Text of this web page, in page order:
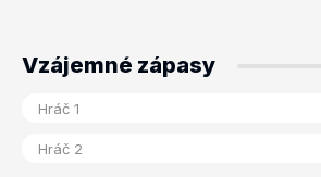
Vzájemné zápasy